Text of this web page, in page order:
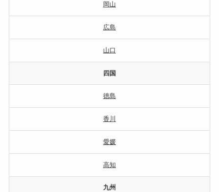
岡山
広島
山口
四国
徳島
香川
愛媛
高知
九州